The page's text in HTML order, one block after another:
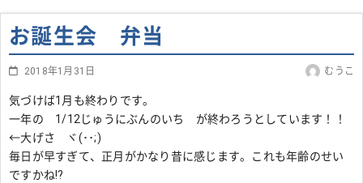
お誕生会 弁当
2018年1月31日 むうこ
気づけば1月も終わりです。
一年の 1/12じゅうにぶんのいち が終わろうとしています！！
←大げさ ヾ(･･;)
毎日が早すぎて、正月がかなり昔に感じます。これも年齢のせい
ですかね!?